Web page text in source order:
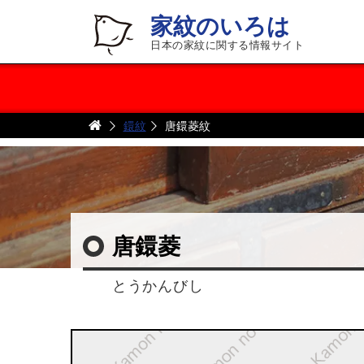
家紋のいろは
日本の家紋に関する情報サイト
鐶紋 唐鐶菱紋
唐鐶菱
とうかんびし